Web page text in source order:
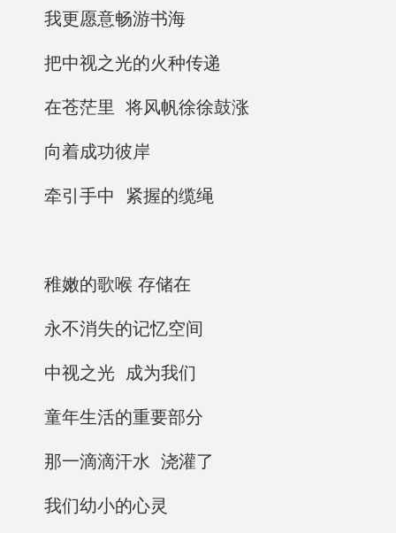
我更愿意畅游书海
把中视之光的火种传递
在苍茫里 将风帆徐徐鼓涨
向着成功彼岸
牵引手中 紧握的缆绳
稚嫩的歌喉 存储在
永不消失的记忆空间
中视之光 成为我们
童年生活的重要部分
那一滴滴汗水 浇灌了
我们幼小的心灵